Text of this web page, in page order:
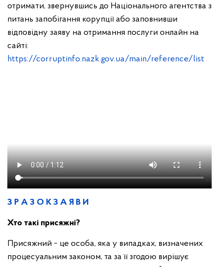
отримати, звернувшись до Національного агентства з
питань запобігання корупції або заповнивши
відповідну заяву на отримання послуги онлайн на
сайті:
https://corruptinfo.nazk.gov.ua/main/reference/list
З Р А З О К З А Я В И
Хто такі присяжні?
Присяжний − це особа, яка у випадках, визначених
процесуальним законом, та за її згодою вирішує